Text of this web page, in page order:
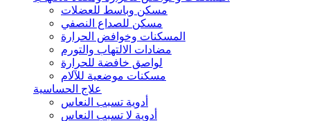
مسكن وباسط للعضلات
مسكن للصداع النصفي
المسكنات وخوافض الحرارة
مضادات الالتهاب والتورم
لواصق خافضة للحرارة
مسكنات موضعية للآلام
علاج الحساسية
أدوية تسبب النعاس
أدوية لا تسبب النعاس